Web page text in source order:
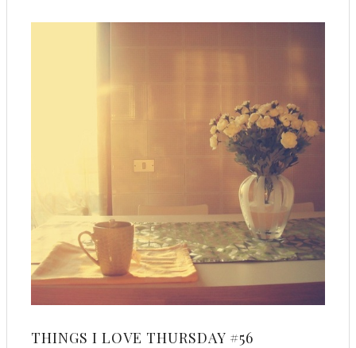
THINGS I LOVE THURSDAY #56